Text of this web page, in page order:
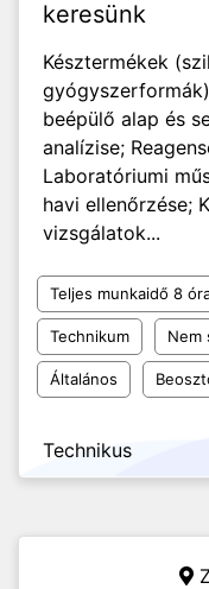
keresünk
Késztermékek
beépülő alap és
analízise;
Laboratóriumi
havi ellenőrzése;
vizsgálatok...
Teljes munkaidő 8
Technikum Nem
Általános
Technikus